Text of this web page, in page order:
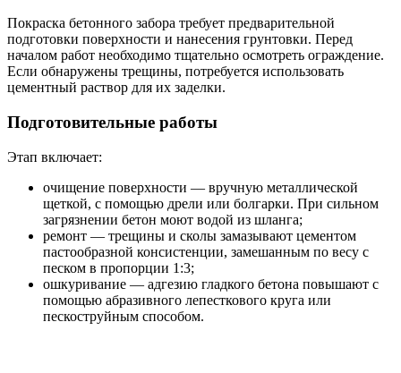
Покраска бетонного забора требует предварительной
подготовки поверхности и нанесения грунтовки. Перед
началом работ необходимо тщательно осмотреть ограждение.
Если обнаружены трещины, потребуется использовать
цементный раствор для их заделки.
Подготовительные работы
Этап включает:
очищение поверхности — вручную металлической
щеткой, с помощью дрели или болгарки. При сильном
загрязнении бетон моют водой из шланга;
ремонт — трещины и сколы замазывают цементом
пастообразной консистенции, замешанным по весу с
песком в пропорции 1:3;
ошкуривание — адгезию гладкого бетона повышают с
помощью абразивного лепесткового круга или
пескоструйным способом.